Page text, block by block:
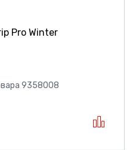
Pro Winter
9358008